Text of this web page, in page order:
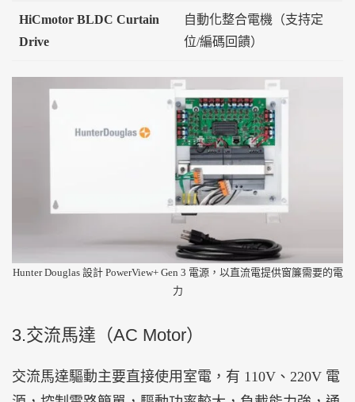
HiCmotor BLDC Curtain
Drive
自動化整合電機（支持定
位/編碼回饋）
Hunter Douglas 設計 PowerView+ Gen 3 電源，以直流電提供窗簾需要的電
力
3.交流馬達（AC Motor）
交流馬達驅動主要直接使用室電，有 110V、220V 電